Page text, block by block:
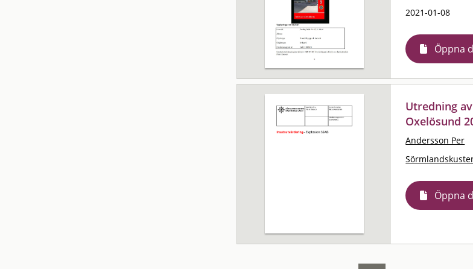
2021-01-08
Öppna
Utredning
Oxelösund
Andersson Per
Öppna